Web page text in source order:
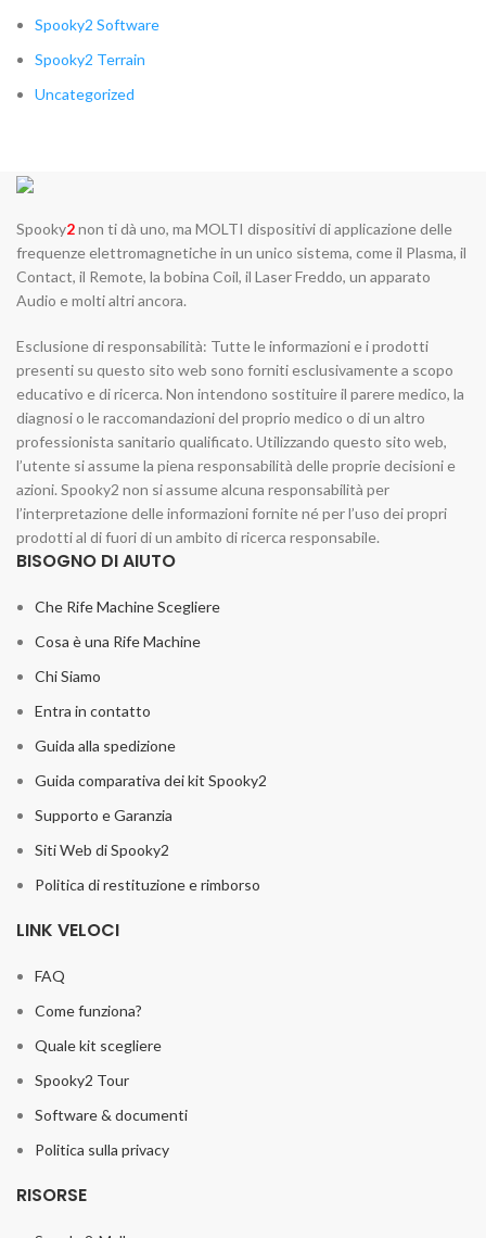
Spooky2 Software
Spooky2 Terrain
Uncategorized
Spooky2non ti dà uno, ma MOLTI dispositivi di applicazione delle
frequenze elettromagnetiche in un unico sistema, come il Plasma, il
Contact, il Remote, la bobina Coil, il Laser Freddo, un apparato
Audio e molti altri ancora.
Esclusione di responsabilità: Tutte le informazioni e i prodotti
presenti su questo sito web sono forniti esclusivamente a scopo
educativo e di ricerca. Non intendono sostituire il parere medico, la
diagnosi o le raccomandazioni del proprio medico o di un altro
professionista sanitario qualificato. Utilizzando questo sito web,
l’utente si assume la piena responsabilità delle proprie decisioni e
azioni. Spooky2 non si assume alcuna responsabilità per
l’interpretazione delle informazioni fornite né per l’uso dei propri
prodotti al di fuori di un ambito di ricerca responsabile.
BISOGNO DI AIUTO
Che Rife Machine Scegliere
Cosa è una Rife Machine
Chi Siamo
Entra in contatto
Guida alla spedizione
Guida comparativa dei kit Spooky2
Supporto e Garanzia
Siti Web di Spooky2
Politica di restituzione e rimborso
LINK VELOCI
FAQ
Come funziona?
Quale kit scegliere
Spooky2 Tour
Software & documenti
Politica sulla privacy
RISORSE